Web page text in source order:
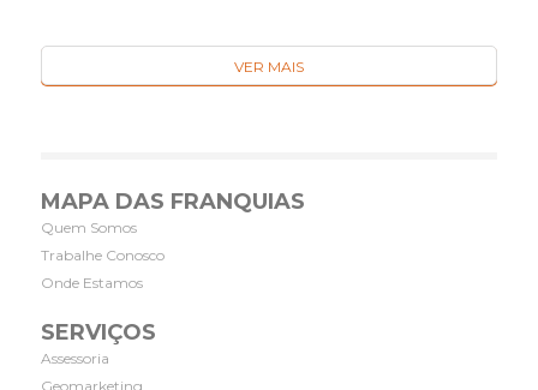
VER MAIS
MAPA DAS FRANQUIAS
Quem Somos
Trabalhe Conosco
Onde Estamos
SERVIÇOS
Assessoria
Geomarketing